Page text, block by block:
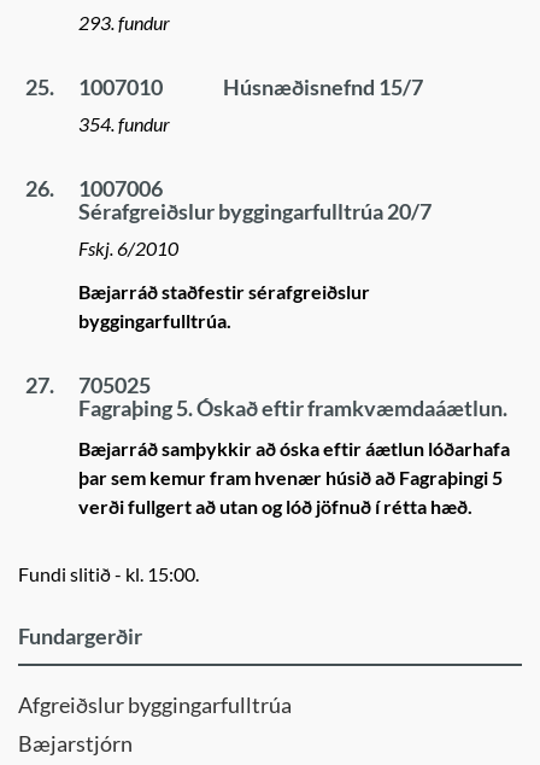
293. fundur
25. 1007010 Húsnæðisnefnd 15/7
354. fundur
26.
1007006
Sérafgreiðslur byggingarfulltrúa 20/7
Fskj. 6/2010
Bæjarráð staðfestir sérafgreiðslur
byggingarfulltrúa.
27.
705025
Fagraþing 5. Óskað eftir framkvæmdaáætlun.
Bæjarráð samþykkir að óska eftir áætlun lóðarhafa
þar sem kemur fram hvenær húsið að Fagraþingi 5
verði fullgert að utan og lóð jöfnuð í rétta hæð.
Fundi slitið - kl. 15:00.
Fundargerðir
Afgreiðslur byggingarfulltrúa
Bæjarstjórn